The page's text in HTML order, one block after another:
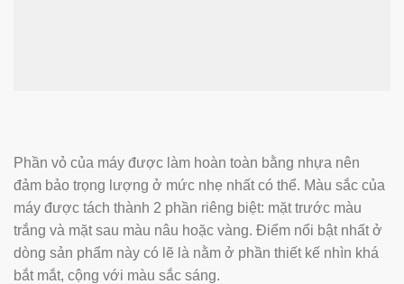
Phần vỏ của máy được làm hoàn toàn bằng nhựa nên
đảm bảo trọng lượng ở mức nhẹ nhất có thể. Màu sắc của
máy được tách thành 2 phần riêng biệt: mặt trước màu
trắng và mặt sau màu nâu hoặc vàng. Điểm nổi bật nhất ở
dòng sản phẩm này có lẽ là nằm ở phần thiết kế nhìn khá
bắt mắt, cộng với màu sắc sáng.